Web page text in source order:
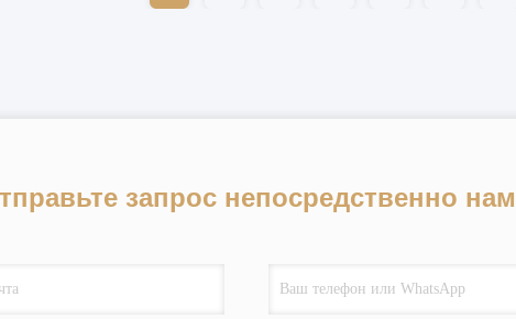
запрос непосредственно нам